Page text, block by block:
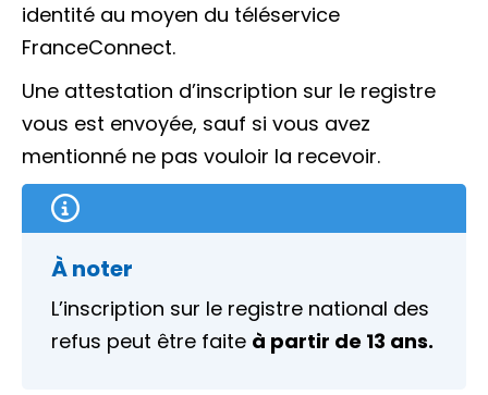
identité au moyen du téléservice
FranceConnect.
Une attestation d’inscription sur le registre
vous est envoyée, sauf si vous avez
mentionné ne pas vouloir la recevoir.
À noter
L’inscription sur le registre national des
refus peut être faite à partir de 13 ans.